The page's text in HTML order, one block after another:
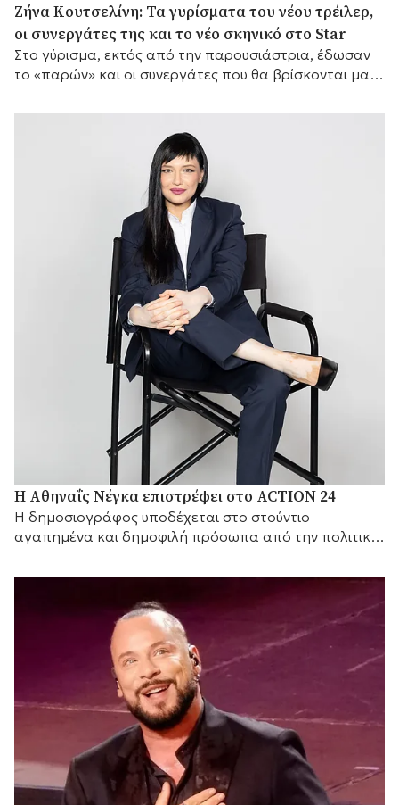
Ζήνα Κουτσελίνη: Τα γυρίσματα του νέου τρέιλερ,
οι συνεργάτες της και το νέο σκηνικό στο Star
Στο γύρισμα, εκτός από την παρουσιάστρια, έδωσαν
το «παρών» και οι συνεργάτες που θα βρίσκονται μαζί
Η Αθηναΐς Νέγκα επιστρέφει στο ACTION 24
H δημοσιογράφος υποδέχεται στο στούντιο
αγαπημένα και δημοφιλή πρόσωπα από την πολιτική